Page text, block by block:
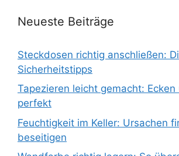
Neueste Beiträge
Steckdosen richtig anschließen:
Sicherheitstipps
Tapezieren leicht gemacht: Ecken
perfekt
Feuchtigkeit im Keller: Ursachen
beseitigen